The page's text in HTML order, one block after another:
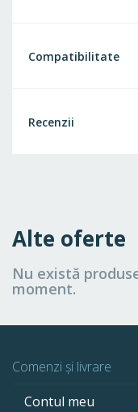
Compatibilitate
Recenzii
Alte oferte
Nu există
moment.
Comenzi și livrare
Contul meu